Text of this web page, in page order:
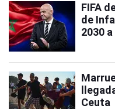
FIFA
de
2030
Ceuta